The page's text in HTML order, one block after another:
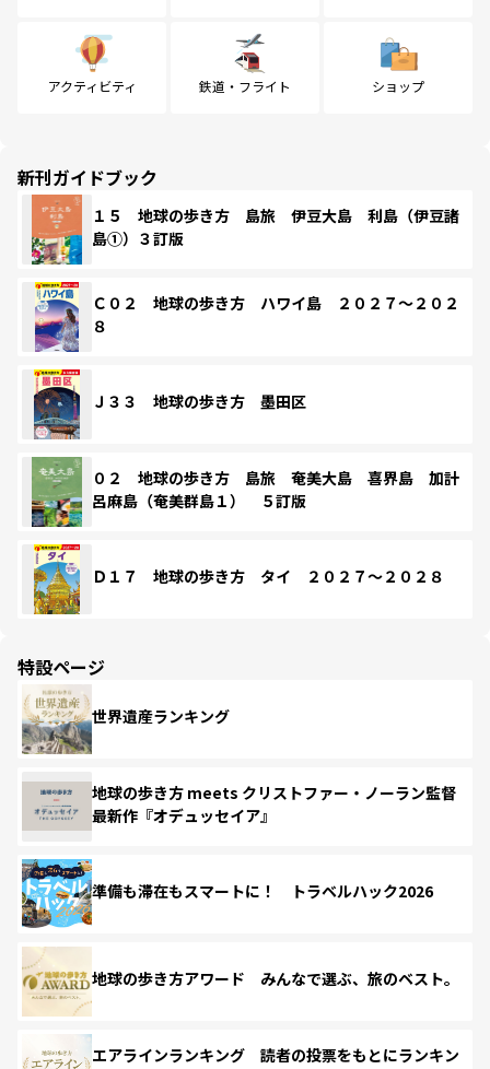
アクティビティ 鉄道・フライト ショップ
新刊ガイドブック
１５ 地球の歩き方 島旅 伊豆大島 利島（伊豆諸
島①）３訂版
Ｃ０２ 地球の歩き方 ハワイ島 ２０２７～２０２
８
Ｊ３３ 地球の歩き方 墨田区
０２ 地球の歩き方 島旅 奄美大島 喜界島 加計
呂麻島（奄美群島１） ５訂版
Ｄ１７ 地球の歩き方 タイ ２０２７～２０２８
特設ページ
世界遺産ランキング
地球の歩き方 meets クリストファー・ノーラン監督
最新作『オデュッセイア』
準備も滞在もスマートに！ トラベルハック2026
地球の歩き方アワード みんなで選ぶ、旅のベスト。
エアラインランキング 読者の投票をもとにランキン